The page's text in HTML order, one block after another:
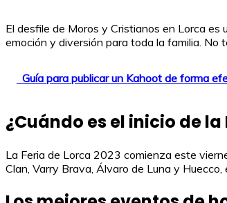
El desfile de Moros y Cristianos en Lorca es
emoción y diversión para toda la familia. No
Guía para publicar un Kahoot de forma
¿Cuándo es el inicio de la
La Feria de Lorca 2023 comienza este
Clan, Varry Brava, Álvaro de Luna y